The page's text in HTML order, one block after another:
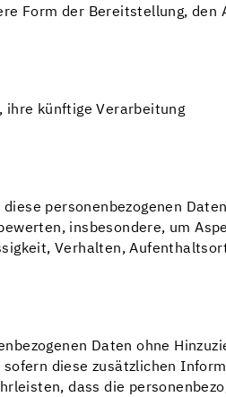
Form der Bereitstellung, den
ihre künftige Verarbeitung
personenbezogenen Daten
insbesondere, um
Verhalten,
Daten ohne
diese zusätzlichen
dass die